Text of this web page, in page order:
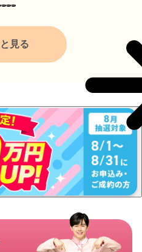
見る